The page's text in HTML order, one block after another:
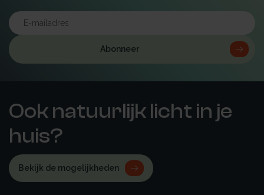
Abonneer
Ook natuurlijk licht in je
huis?
Bekijk de mogelijkheden